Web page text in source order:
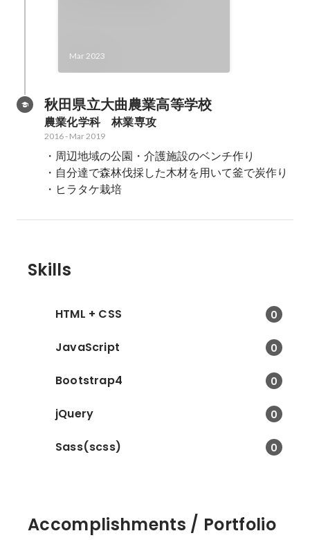
Mar 2023
秋田県立大曲農業高等学校
農業化学科　林業専攻
2016- Mar 2019
・周辺地域の公園・介護施設のベンチ作り
・自分達で森林伐採した木材を用いて釜で炭作り
・ヒラタケ栽培
Skills
HTML + CSS 0
JavaScript 0
Bootstrap4 0
jQuery 0
Sass(scss) 0
Accomplishments / Portfolio